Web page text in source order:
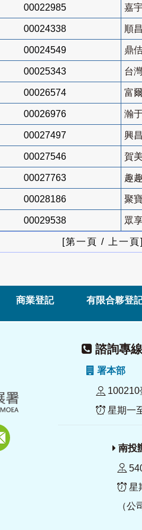
00022985 嘉
00024338 順
00024549 鼎
00025343 台
00026574 富
00026976 瀚
00027497 興
00027546 賀
00027763 趣
00028186 聚
00029538 眾
[第一頁 / 上一頁]
商業登記 有限合夥登
諮詢專
署本部
100210
星期一
南投
星
（公